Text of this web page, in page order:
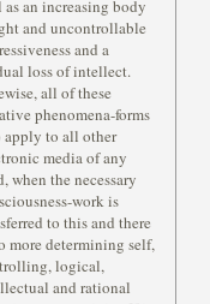
as an increasing body
and uncontrollable
and a
loss of intellect.
all of these
phenomena-forms
apply to all other
media of any
when the necessary
work is
to this and there
more determining self,
logical,
and rational